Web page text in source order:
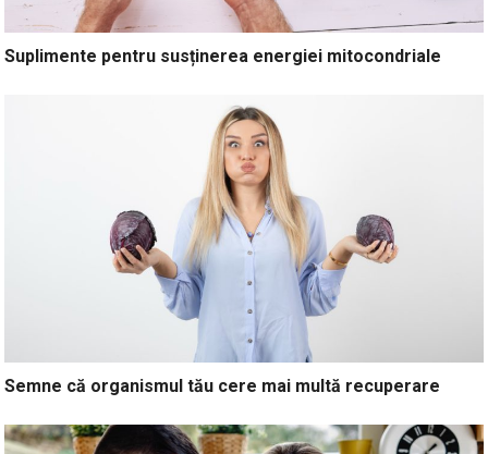
Suplimente pentru susținerea energiei mitocondriale
Semne că organismul tău cere mai multă recuperare